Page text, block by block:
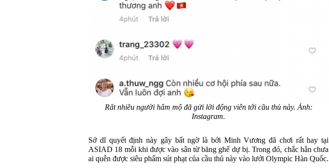
Rất nhiều người hâm mộ đã gửi lời động viên tới cầu thủ này. Ảnh:
Instagram.
Sở dĩ quyết định này gây bất ngờ là bởi Minh Vương đã chơi rất hay tại
ASIAD 18 mỗi khi được vào sân từ băng ghế dự bị. Trong đó, chắc hẳn chưa
ai quên được siêu phẩm sút phạt của cầu thủ này vào lưới Olympic Hàn Quốc.